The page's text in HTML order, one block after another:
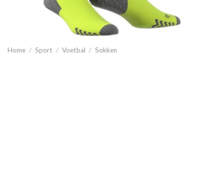
Home / Sport / Voetbal / Sokken